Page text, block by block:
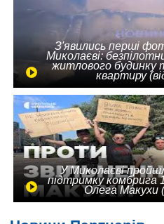
З'явились перші
Миколаєві:
житлового будинку
квартиру
У Миколаєві
підтримку комбрига
Олега Макухи